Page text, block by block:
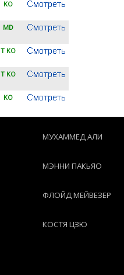
KO
MD
T KO
T KO
KO
МУХАММЕД АЛИ
МЭННИ ПАКЬЯО
ФЛОЙД МЕЙВЕЗЕР
КОСТЯ ЦЗЮ